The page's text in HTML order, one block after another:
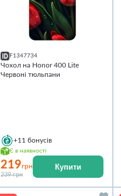
F1347734
Чохол на Honor 400 Lite
Червоні тюльпани
+11 бонусів
Є в наявності
219грн
239 грн
Купити